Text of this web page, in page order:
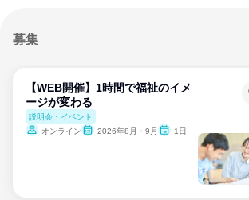
募集
【WEB開催】1時間で福祉のイメ
ージが変わる
説明会・イベント
オンライン
2026年8月・9月 1日